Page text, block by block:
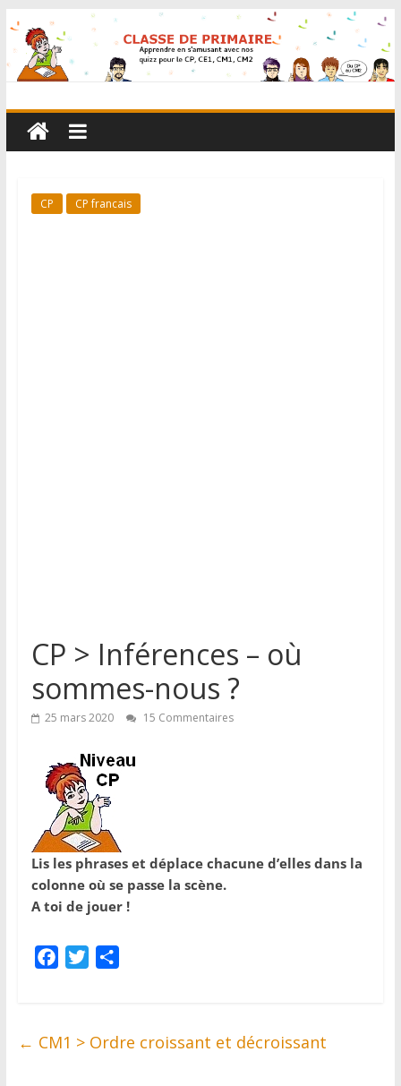
CP CP francais
CP > Inférences – où
sommes-nous ?
25 mars 2020 15 Commentaires
Lis les phrases et déplace chacune d’elles dans la
colonne où se passe la scène.
A toi de jouer !
b
t
a
← CM1 > Ordre croissant et décroissant